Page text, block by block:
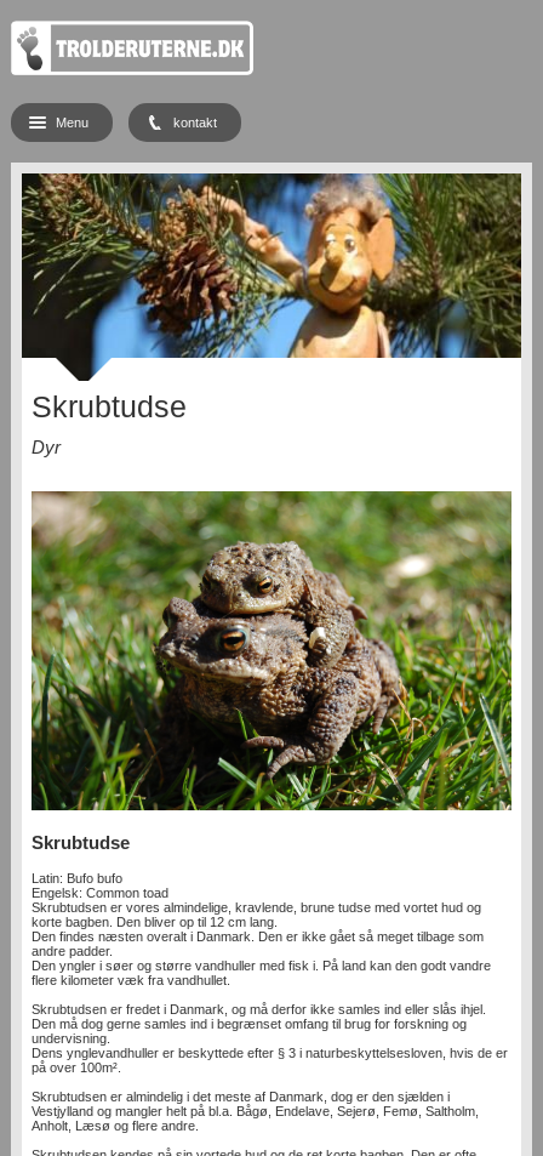
Skrubtudse
Dyr
Skrubtudse
Latin: Bufo bufo
Engelsk: Common toad
Skrubtudsen er vores almindelige, kravlende, brune tudse med vortet hud og
korte bagben. Den bliver op til 12 cm lang.
Den findes næsten overalt i Danmark. Den er ikke gået så meget tilbage som
andre padder.
Den yngler i søer og større vandhuller med fisk i. På land kan den godt vandre
flere kilometer væk fra vandhullet.
Skrubtudsen er fredet i Danmark, og må derfor ikke samles ind eller slås ihjel.
Den må dog gerne samles ind i begrænset omfang til brug for forskning og
undervisning.
Dens ynglevandhuller er beskyttede efter § 3 i naturbeskyttelsesloven, hvis de er
på over 100m².
Skrubtudsen er almindelig i det meste af Danmark, dog er den sjælden i
Vestjylland og mangler helt på bl.a. Bågø, Endelave, Sejerø, Femø, Saltholm,
Anholt, Læsø og flere andre.
Menu kontakt